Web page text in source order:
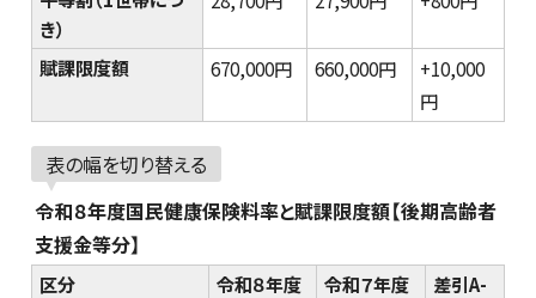
き）
賦課限度額 670,000円 660,000円
+10,000
円
表の幅を切り替える
令和８年度国民健康保険料率と賦課限度額【後期高齢者
支援金等分】
区分
令和８年度
令和７年度
差引A-